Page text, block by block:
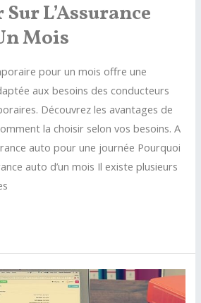
L’Assurance
Mois
pour un mois offre une
aux besoins des conducteurs
Découvrez les avantages de
la choisir selon vos besoins. A
auto pour une journée Pourquoi
auto d’un mois Il existe plusieurs